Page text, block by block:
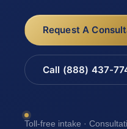
Request A
Call (888) 437-
Toll-free intake ·